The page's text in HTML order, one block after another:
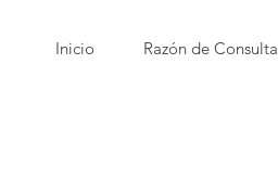
Inicio Razón de Consulta